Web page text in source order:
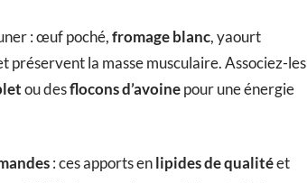
: œuf poché,fromage blanc, yaourt
préservent la masse musculaire. Associez-les
ou desflocons d’avoinepour une énergie
: ces apports enlipides de qualitéet